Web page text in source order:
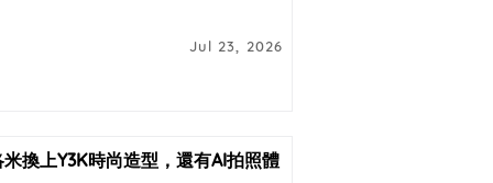
Jul 23, 2026
換上Y3K時尚造型，還有AI拍照體